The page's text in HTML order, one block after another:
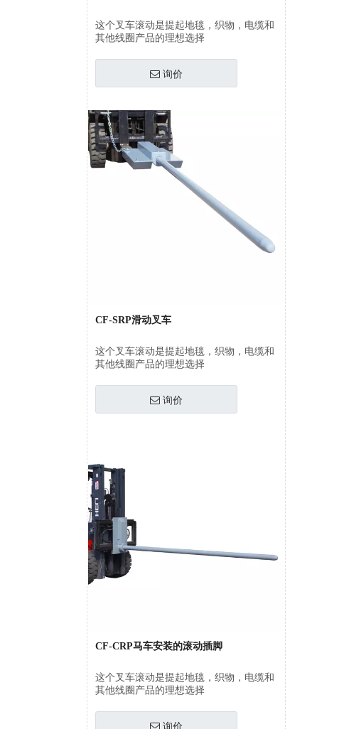
这个叉车滚动是提起地毯，织物，电缆和
其他线圈产品的理想选择
询价
CF-SRP滑动叉车
这个叉车滚动是提起地毯，织物，电缆和
其他线圈产品的理想选择
询价
CF-CRP马车安装的滚动插脚
这个叉车滚动是提起地毯，织物，电缆和
其他线圈产品的理想选择
询价